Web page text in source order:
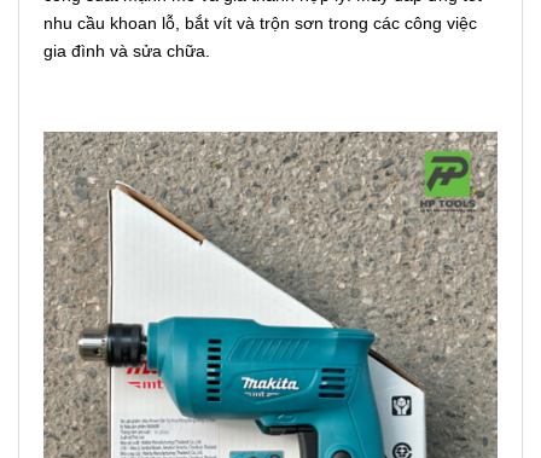
nhu cầu khoan lỗ, bắt vít và trộn sơn trong các công việc
gia đình và sửa chữa.